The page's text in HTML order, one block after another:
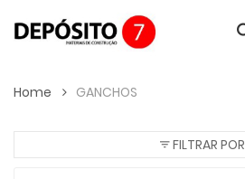
Home GANCHOS
FILTRAR POR